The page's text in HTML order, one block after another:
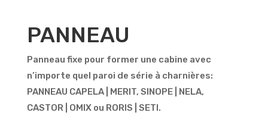
PANNEAU
Panneau fixe pour former une cabine avec
n’importe quel paroi de série à charnières:
PANNEAU CAPELA | MERIT, SINOPE | NELA,
CASTOR | OMIX ou RORIS | SETI.